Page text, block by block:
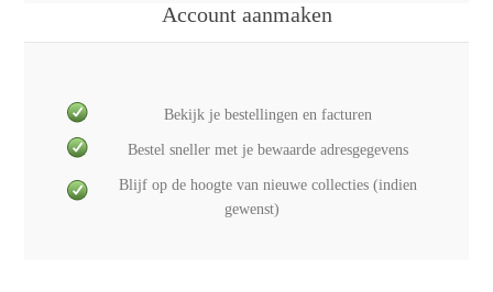
Account aanmaken
Bekijk je bestellingen en facturen
Bestel sneller met je bewaarde adresgegevens
Blijf op de hoogte van nieuwe collecties (indien
gewenst)